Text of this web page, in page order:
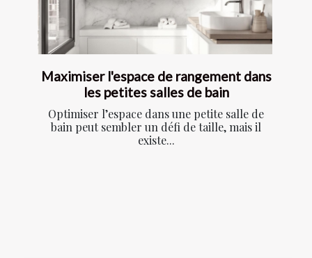
Maximiser l'espace de rangement dans
les petites salles de bain
Optimiser l’espace dans une petite salle de
bain peut sembler un défi de taille, mais il
existe...